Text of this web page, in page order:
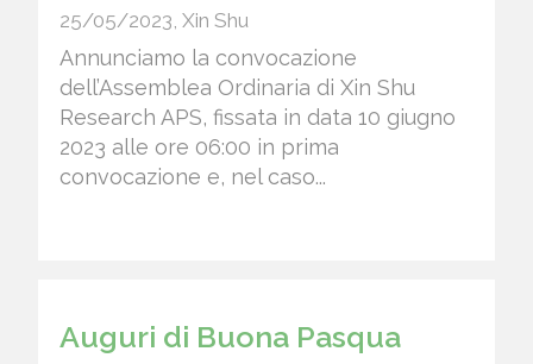
25/05/2023, Xin Shu
Annunciamo la convocazione
dell’Assemblea Ordinaria di Xin Shu
Research APS, fissata in data 10 giugno
2023 alle ore 06:00 in prima
convocazione e, nel caso...
Auguri di Buona Pasqua